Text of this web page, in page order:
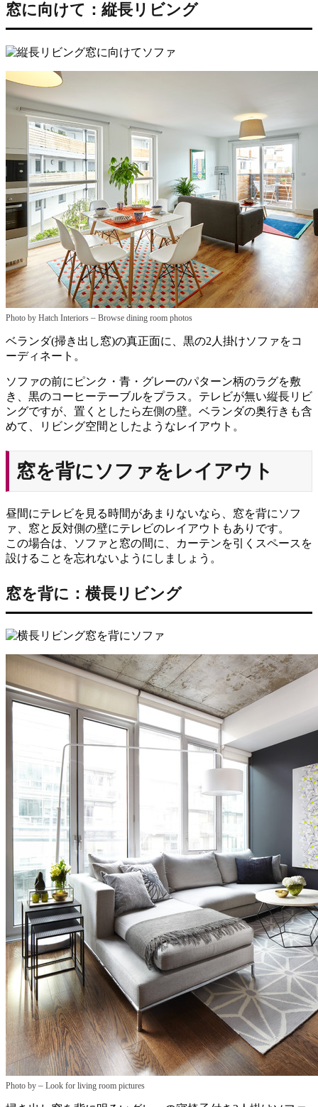
窓に向けて：縦長リビング
Photo by Hatch Interiors – Browse dining room photos
ベランダ(掃き出し窓)の真正面に、黒の2人掛けソファをコ
ーディネート。
ソファの前にピンク・青・グレーのパターン柄のラグを敷
き、黒のコーヒーテーブルをプラス。テレビが無い縦長リビ
ングですが、置くとしたら左側の壁。ベランダの奥行きも含
めて、リビング空間としたようなレイアウト。
窓を背にソファをレイアウト
昼間にテレビを見る時間があまりないなら、窓を背にソフ
ァ、窓と反対側の壁にテレビのレイアウトもありです。
この場合は、ソファと窓の間に、カーテンを引くスペースを
設けることを忘れないようにしましょう。
窓を背に：横長リビング
Photo by – Look for living room pictures